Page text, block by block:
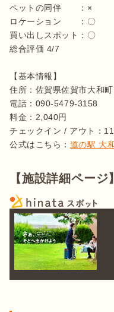
ペットの同伴　　：×
ロケーション　　：〇
買い出しスポット：〇
総合評価 4/7
【基本情報】
住所：佐賀県佐賀市大和
電話：090-5479-3158
料金：2,040円
チェックイン / アウト：
公式はこちら： 道の駅 大
【施設詳細ページ】